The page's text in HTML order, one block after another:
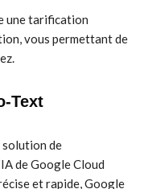
une tarification
vous permettant de
Text
solution de
de Google Cloud
et rapide, Google